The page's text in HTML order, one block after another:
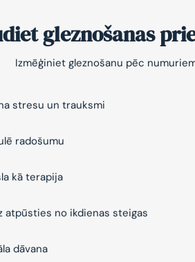
gleznošanas
Izmēģiniet gleznošanu pēc
stresu un trauksmi
radošumu
kā terapija
atpūsties no ikdienas steigas
dāvana